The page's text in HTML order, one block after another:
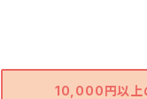
10,000円以上